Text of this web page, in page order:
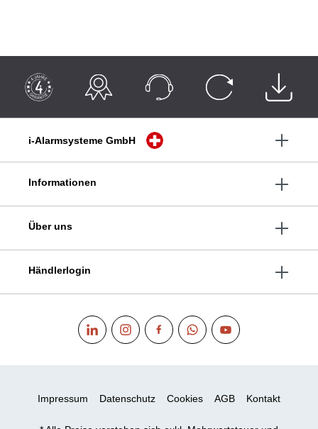
i-Alarmsysteme GmbH
Informationen
Über uns
Händlerlogin
Impressum Datenschutz Cookies AGB Kontakt